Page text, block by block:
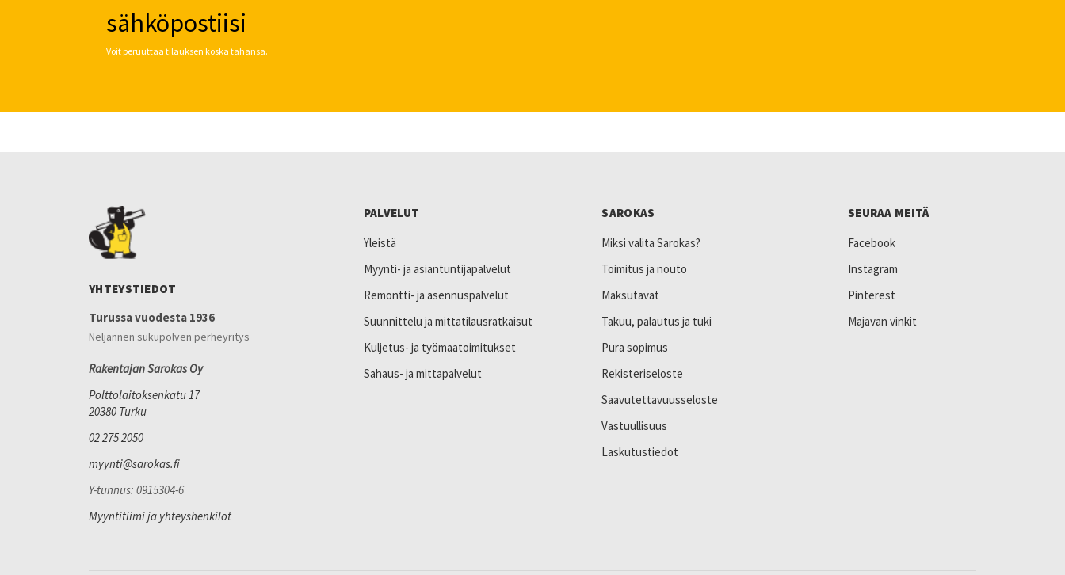
sähköpostiisi
Voit peruuttaa tilauksen koska tahansa.
YHTEYSTIEDOT
Turussa vuodesta 1936
Neljännen sukupolven perheyritys
Rakentajan Sarokas Oy
Polttolaitoksenkatu 17
20380 Turku
02 275 2050
myynti@sarokas.fi
Y-tunnus: 0915304-6
Myyntitiimi ja yhteyshenkilöt
PALVELUT
Yleistä
Myynti- ja asiantuntijapalvelut
Remontti- ja asennuspalvelut
Suunnittelu ja mittatilausratkaisut
Kuljetus- ja työmaatoimitukset
Sahaus- ja mittapalvelut
SAROKAS
Miksi valita Sarokas?
Toimitus ja nouto
Maksutavat
Takuu, palautus ja tuki
Pura sopimus
Rekisteriseloste
Saavutettavuusseloste
Vastuullisuus
Laskutustiedot
SEURAA MEITÄ
Facebook
Instagram
Pinterest
Majavan vinkit